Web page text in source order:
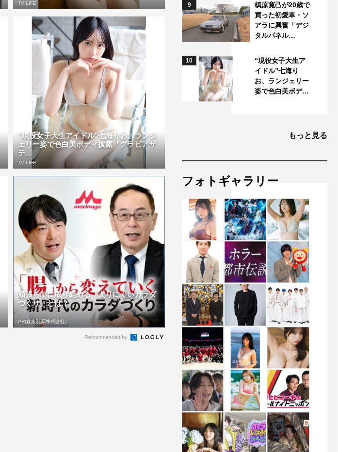
TV LIFE
”現役女子大生アイドル”七海りお、ランジ
ェリー姿で色白美ボディ披露『グラビアザ
テ...
TV LIFE
頑張らずに取り組める「太りにくいカラダ
づくり」とは？
PR(森永乳業株式会社)
Recommended by
9
槙原寛己が20歳で
買った初愛車・ソ
アラに興奮「デジ
タルパネル…
10
“現役女子大生ア
イドル”七海り
お、ランジェリー
姿で色白美ボデ…
もっと見る
フォトギャラリー